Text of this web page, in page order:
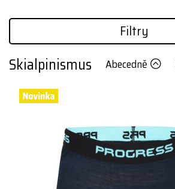
Filtry
Skialpinismus Abecedně